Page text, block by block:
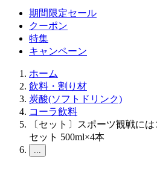
期間限定セール
クーポン
特集
キャンペーン
ホーム
飲料・割り材
炭酸(ソフトドリンク)
コーラ飲料
〔セット〕スポーツ観戦に
セット 500ml×4本
...